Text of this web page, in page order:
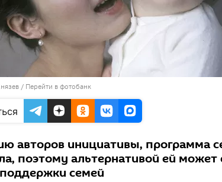
/ Перейти в фотобанк
авторов инициативы, программа
поэтому альтернативой ей может
семей